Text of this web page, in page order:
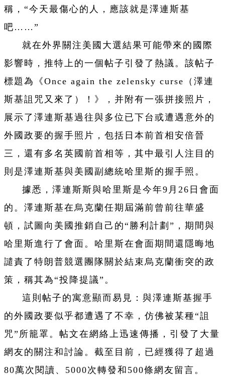
稱，“今天最傷心的人，應該就是澤連斯基
吧……”
就在外界關注美國大選結果可能帶來的國際
影響時，推特上的一個帖子引發了熱議。該帖子
標題為《Once again the zelensky curse（澤連
斯基詛咒又來了）！》，并附有一張拼接照片，
展示了澤連斯基過往與多位已下台或遭遇意外的
外國政要的握手照片，包括日本前首相安倍晉
三，還有多名英國前首相等，其中最引人注目的
則是澤連斯基與美國副總統哈里斯的握手照。
據悉，澤連斯斯與哈里斯是今年9月26日會面
的。澤連斯基在烏克蘭任期屆滿前曾前往華盛
頓，試圖向美國推銷自己的“勝利計劃”，期間與
哈里斯進行了會面。哈里斯在會面期間還隱晦地
譴責了特朗普競選團隊關於結束烏克蘭衝突的政
策，稱其為“投降提議”。
這則帖子的寓意顯而易見：與澤連斯基握手
的外國政要似乎都遭遇了不幸，仿佛被某種“詛
咒”所籠罩。帖文在網絡上迅速傳播，引發了大量
網友的關注和討論。截至目前，已經獲得了超過
80萬次閱讀、5000次轉發和500條網友留言。